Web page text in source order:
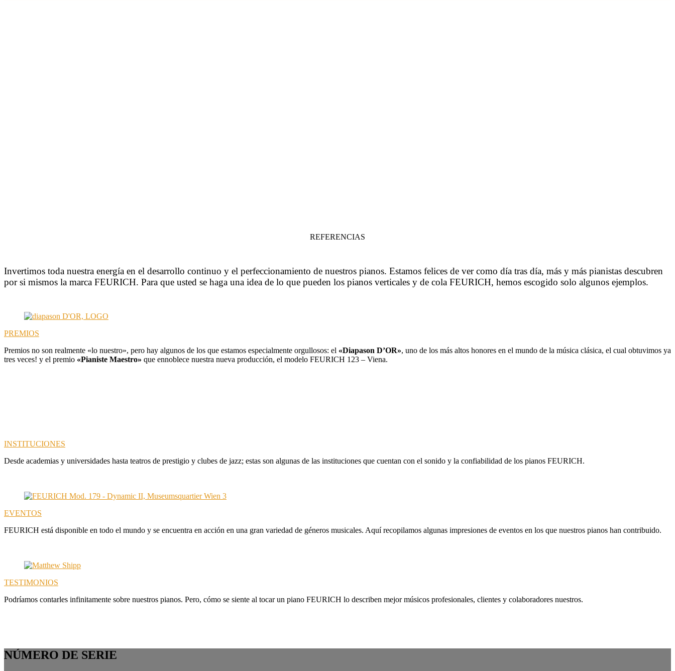
REFERENCIAS
Invertimos toda nuestra energía en el desarrollo continuo y el perfeccionamiento de nuestros pianos. Estamos felices de ver como día tras día, más y más pianistas descubren
por si mismos la marca FEURICH. Para que usted se haga una idea de lo que pueden los pianos verticales y de cola FEURICH, hemos escogido solo algunos ejemplos.
PREMIOS
Premios no son realmente «lo nuestro», pero hay algunos de los que estamos especialmente orgullosos: el «Diapason D’OR», uno de los más altos honores en el mundo de la música clásica, el cual obtuvimos ya
tres veces! y el premio «Pianiste Maestro» que ennoblece nuestra nueva producción, el modelo FEURICH 123 – Viena.
INSTITUCIONES
Desde academias y universidades hasta teatros de prestigio y clubes de jazz; estas son algunas de las instituciones que cuentan con el sonido y la confiabilidad de los pianos FEURICH.
EVENTOS
FEURICH está disponible en todo el mundo y se encuentra en acción en una gran variedad de géneros musicales. Aquí recopilamos algunas impresiones de eventos en los que nuestros pianos han contribuido.
TESTIMONIOS
Podríamos contarles infinitamente sobre nuestros pianos. Pero, cómo se siente al tocar un piano FEURICH lo describen mejor músicos profesionales, clientes y colaboradores nuestros.
NÚMERO DE SERIE